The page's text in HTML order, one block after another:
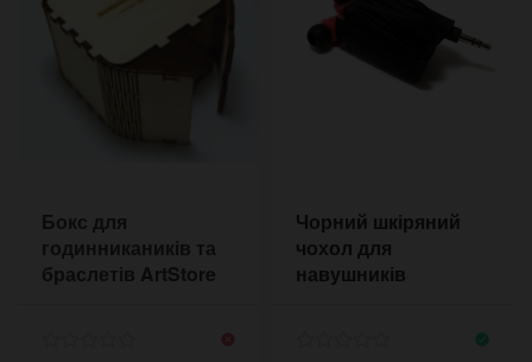
Бокс для
годинникаників та
браслетів ArtStore
Чорний шкіряний
чохол для
навушників